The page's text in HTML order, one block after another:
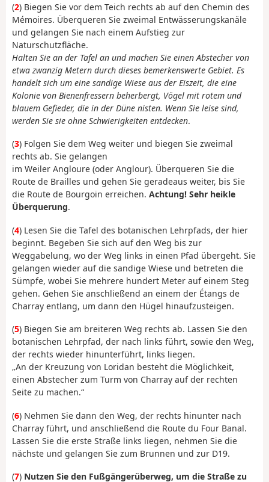
(2) Biegen Sie vor dem Teich rechts ab auf den Chemin des
Mémoires. Überqueren Sie zweimal Entwässerungskanäle
und gelangen Sie nach einem Aufstieg zur
Naturschutzfläche.
Halten Sie an der Tafel an und machen Sie einen Abstecher von
etwa zwanzig Metern durch dieses bemerkenswerte Gebiet. Es
handelt sich um eine sandige Wiese aus der Eiszeit, die eine
Kolonie von Bienenfressern beherbergt, Vögel mit rotem und
blauem Gefieder, die in der Düne nisten. Wenn Sie leise sind,
werden Sie sie ohne Schwierigkeiten entdecken.
(3) Folgen Sie dem Weg weiter und biegen Sie zweimal
rechts ab. Sie gelangen
im Weiler Angloure (oder Anglour). Überqueren Sie die
Route de Brailles und gehen Sie geradeaus weiter, bis Sie
die Route de Bourgoin erreichen. Achtung! Sehr heikle
Überquerung.
(4) Lesen Sie die Tafel des botanischen Lehrpfads, der hier
beginnt. Begeben Sie sich auf den Weg bis zur
Weggabelung, wo der Weg links in einen Pfad übergeht. Sie
gelangen wieder auf die sandige Wiese und betreten die
Sümpfe, wobei Sie mehrere hundert Meter auf einem Steg
gehen. Gehen Sie anschließend an einem der Étangs de
Charray entlang, um dann den Hügel hinaufzusteigen.
(5) Biegen Sie am breiteren Weg rechts ab. Lassen Sie den
botanischen Lehrpfad, der nach links führt, sowie den Weg,
der rechts wieder hinunterführt, links liegen.
„An der Kreuzung von Loridan besteht die Möglichkeit,
einen Abstecher zum Turm von Charray auf der rechten
Seite zu machen.“
(6) Nehmen Sie dann den Weg, der rechts hinunter nach
Charray führt, und anschließend die Route du Four Banal.
Lassen Sie die erste Straße links liegen, nehmen Sie die
nächste und gelangen Sie zum Brunnen und zur D19.
(7) Nutzen Sie den Fußgängerüberweg, um die Straße zu